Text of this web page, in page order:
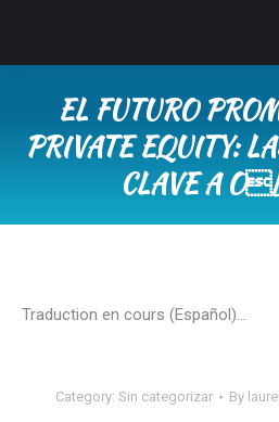
EL FUTURO
PRIVATE EQUITY:
CLAVE A
Traduction en cours (Español)…
Category: Sin categorizar By